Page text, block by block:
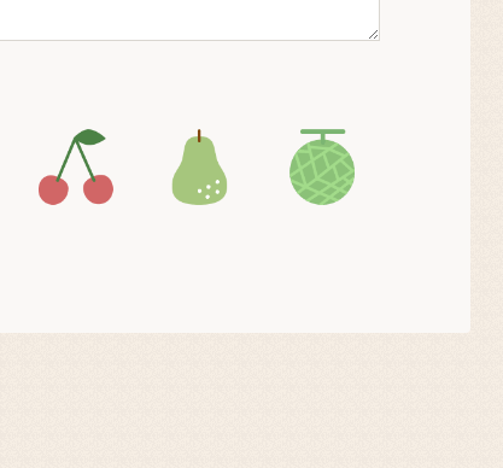
アイコン5 アイコン6 アイコン7